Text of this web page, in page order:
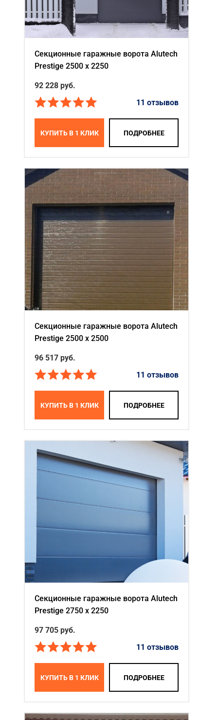
Секционные гаражные ворота Alutech
Prestige 2500 х 2250
92 228 руб.
11 отзывов
КУПИТЬ В 1 КЛИК ПОДРОБНЕЕ
Секционные гаражные ворота Alutech
Prestige 2500 х 2500
96 517 руб.
11 отзывов
КУПИТЬ В 1 КЛИК ПОДРОБНЕЕ
Секционные гаражные ворота Alutech
Prestige 2750 х 2250
97 705 руб.
11 отзывов
КУПИТЬ В 1 КЛИК ПОДРОБНЕЕ